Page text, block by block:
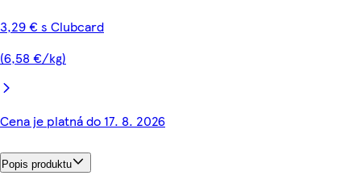
3,29 € s Clubcard
(6,58 €/kg)
Cena je platná do 17. 8. 2026
Popis produktu